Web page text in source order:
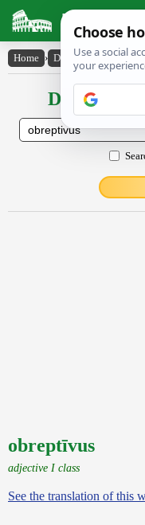
Latin
Home › Declensions /
obreptīvus
adjective I class
See the translation of this